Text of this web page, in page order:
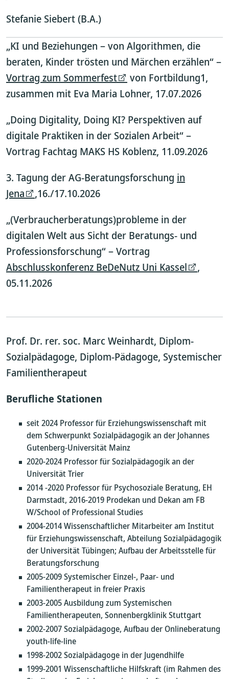
Stefanie Siebert (B.A.)
„KI und Beziehungen – von Algorithmen, die
beraten, Kinder trösten und Märchen erzählen“ –
Vortrag zum Sommerfest
von Fortbildung1,
zusammen mit Eva Maria Lohner, 17.07.2026
„Doing Digitality, Doing KI? Perspektiven auf
digitale Praktiken in der Sozialen Arbeit“ –
Vortrag Fachtag MAKS HS Koblenz, 11.09.2026
3. Tagung der AG-Beratungsforschung in
Jena
,16./17.10.2026
„(Verbraucherberatungs)probleme in der
digitalen Welt aus Sicht der Beratungs- und
Professionsforschung“ – Vortrag
Abschlusskonferenz BeDeNutz Uni Kassel
,
05.11.2026
Prof. Dr. rer. soc. Marc Weinhardt, Diplom-
Sozialpädagoge, Diplom-Pädagoge, Systemischer
Familientherapeut
Berufliche Stationen
seit 2024 Professor für Erziehungswissenschaft mit
dem Schwerpunkt Sozialpädagogik an der Johannes
Gutenberg-Universität Mainz
2020-2024 Professor für Sozialpädagogik an der
Universität Trier
2014 -2020 Professor für Psychosoziale Beratung, EH
Darmstadt, 2016-2019 Prodekan und Dekan am FB
W/School of Professional Studies
2004-2014 Wissenschaftlicher Mitarbeiter am Institut
für Erziehungswissenschaft, Abteilung Sozialpädagogik
der Universität Tübingen; Aufbau der Arbeitsstelle für
Beratungsforschung
2005-2009 Systemischer Einzel-, Paar- und
Familientherapeut in freier Praxis
2003-2005 Ausbildung zum Systemischen
Familientherapeuten, Sonnenbergklinik Stuttgart
2002-2007 Sozialpädagoge, Aufbau der Onlineberatung
youth-life-line
1998-2002 Sozialpädagoge in der Jugendhilfe
1999-2001 Wissenschaftliche Hilfskraft (im Rahmen des